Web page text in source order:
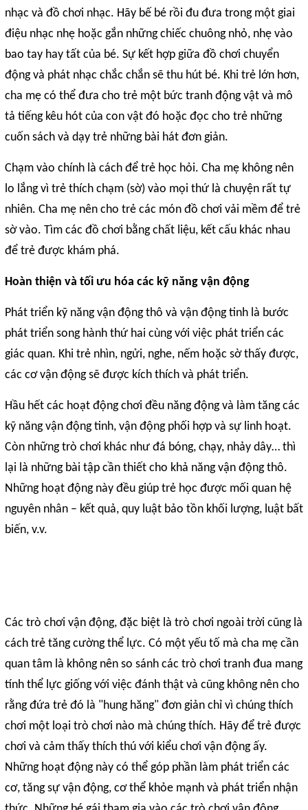
nhạc và đồ chơi nhạc. Hãy bế bé rồi đu đưa trong một giai
điệu nhạc nhẹ hoặc gắn những chiếc chuông nhỏ, nhẹ vào
bao tay hay tất của bé. Sự kết hợp giữa đồ chơi chuyển
động và phát nhạc chắc chắn sẽ thu hút bé. Khi trẻ lớn hơn,
cha mẹ có thể đưa cho trẻ một bức tranh động vật và mô
tả tiếng kêu hót của con vật đó hoặc đọc cho trẻ những
cuốn sách và dạy trẻ những bài hát đơn giản.
Chạm vào chính là cách để trẻ học hỏi. Cha mẹ không nên
lo lắng vì trẻ thích chạm (sờ) vào mọi thứ là chuyện rất tự
nhiên. Cha mẹ nên cho trẻ các món đồ chơi vải mềm để trẻ
sờ vào. Tìm các đồ chơi bằng chất liệu, kết cấu khác nhau
để trẻ được khám phá.
Hoàn thiện và tối ưu hóa các kỹ năng vận động
Phát triển kỹ năng vận động thô và vận động tinh là bước
phát triển song hành thứ hai cùng với việc phát triển các
giác quan. Khi trẻ nhìn, ngửi, nghe, nếm hoặc sờ thấy được,
các cơ vận động sẽ được kích thích và phát triển.
Hầu hết các hoạt động chơi đều năng động và làm tăng các
kỹ năng vận động tinh, vận động phối hợp và sự linh hoạt.
Còn những trò chơi khác như đá bóng, chạy, nhảy dây… thì
lại là những bài tập cần thiết cho khả năng vận động thô.
Những hoạt động này đều giúp trẻ học được mối quan hệ
nguyên nhân – kết quả, quy luật bảo tồn khối lượng, luật bất
biến, v.v.
Các trò chơi vận động, đặc biệt là trò chơi ngoài trời cũng là
cách trẻ tăng cường thể lực. Có một yếu tố mà cha mẹ cần
quan tâm là không nên so sánh các trò chơi tranh đua mang
tính thể lực giống với việc đánh thật và cũng không nên cho
rằng đứa trẻ đó là "hung hăng" đơn giản chỉ vì chúng thích
chơi một loại trò chơi nào mà chúng thích. Hãy để trẻ được
chơi và cảm thấy thích thú với kiểu chơi vận động ấy.
Những hoạt động này có thể góp phần làm phát triển các
cơ, tăng sự vận động, cơ thể khỏe mạnh và phát triển nhận